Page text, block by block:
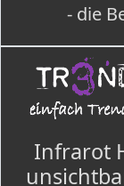
- die
Infrarot